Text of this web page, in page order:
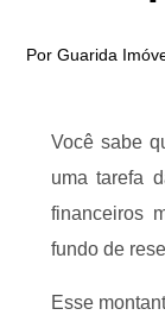
Por Guarida
Você sabe
uma tarefa
financeiros
fundo de
Esse